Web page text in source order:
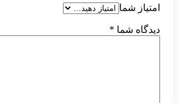
امتیاز شما
دیدگاه شما *